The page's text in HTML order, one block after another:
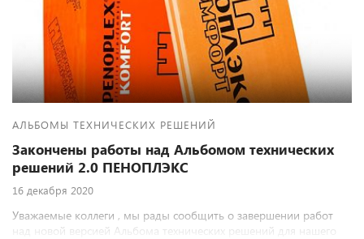
АЛЬБОМЫ ТЕХНИЧЕСКИХ РЕШЕНИЙ
Закончены работы над Альбомом технических
решений 2.0 ПЕНОПЛЭКС
16 декабря 2020
Уважаемые коллеги , мы рады сообщить о завершении работ
над новой версией Альбома технических решений для нашего